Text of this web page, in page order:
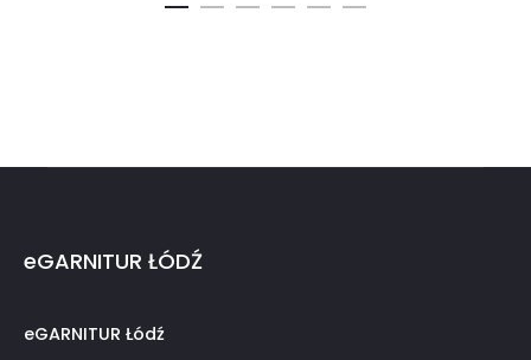
eGARNITUR ŁÓDŹ
eGARNITUR Łódź